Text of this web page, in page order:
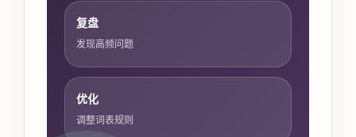
复盘
发现高频问题
优化
调整词表规则